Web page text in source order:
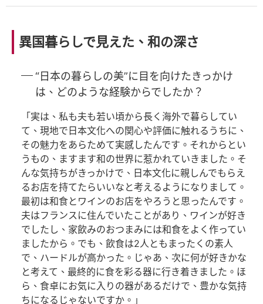
異国暮らしで見えた、和の深さ
“日本の暮らしの美”に目を向けたきっかけ
は、どのような経験からでしたか？
「実は、私も夫も若い頃から長く海外で暮らしてい
て、現地で日本文化への関心や評価に触れるうちに、
その魅力をあらためて実感したんです。それからとい
うもの、ますます和の世界に惹かれていきました。そ
んな気持ちがきっかけで、日本文化に親しんでもらえ
るお店を持てたらいいなと考えるようになりまして。
最初は和食とワインのお店をやろうと思ったんです。
夫はフランスに住んでいたことがあり、ワインが好き
でしたし、家飲みのおつまみには和食をよく作ってい
ましたから。でも、飲食は2人ともまったくの素人
で、ハードルが高かった。じゃあ、次に何が好きかな
と考えて、最終的に食を彩る器に行き着きました。ほ
ら、食卓にお気に入りの器があるだけで、豊かな気持
ちになるじゃないですか。」